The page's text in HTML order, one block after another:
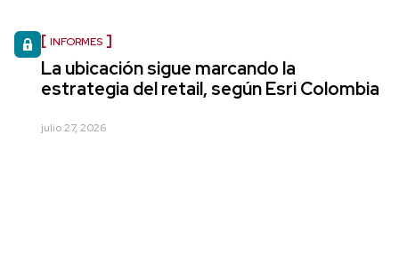
INFORMES
La ubicación sigue marcando la
estrategia del retail, según Esri Colombia
julio 27, 2026